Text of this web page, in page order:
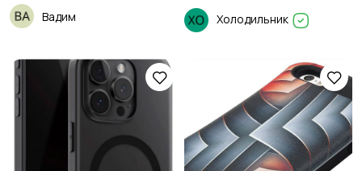
Вадим Холодильник